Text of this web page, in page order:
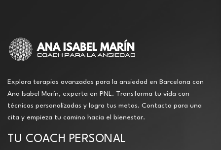
Explora terapias avanzadas para la ansiedad en Barcelona con
Ana Isabel Marín, experta en PNL. Transforma tu vida con
técnicas personalizadas y logra tus metas. Contacta para una
cita y empieza tu camino hacia el bienestar.
TU COACH PERSONAL